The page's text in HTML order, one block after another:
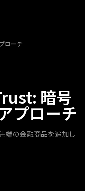
ローチ
暗号
プローチ
端の金融商品を追加し